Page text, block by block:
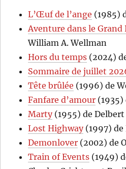
L’Œuf de l’ange (1985)
Aventure dans le Grand
William A. Wellman
Hors du temps (2024)
Sommaire de juillet
Tête brûlée (1996) de
Fanfare d’amour
Marty(1955) de
Lost Highway(1997) de
Demonlover (2002) de
Train of Events (1949)